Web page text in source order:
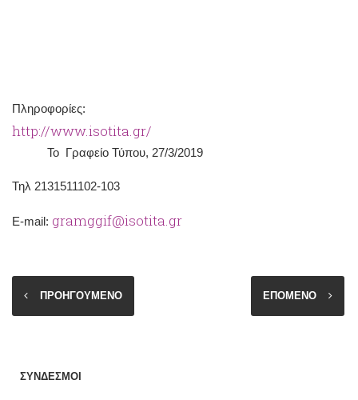
Πληροφορίες:
http://www.isotita.gr/
Το Γραφείο Τύπου, 27/3/2019
Τηλ 2131511102-103
Ε-mail: gramggif@isotita.gr
ΠΡΟΗΓΟΥΜΕΝΟ ΕΠΟΜΕΝΟ
ΣΥΝΔΕΣΜΟΙ